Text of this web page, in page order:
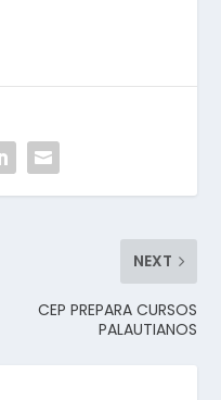
NEXT
CEP PREPARA CURSOS
PALAUTIANOS